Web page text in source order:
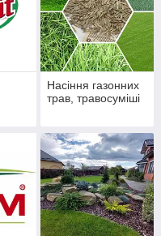
Насіння газонних
трав, травосуміші